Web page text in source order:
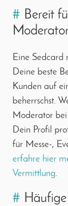
# Bereit
Eine Sedcard
Deine beste
Kunden auf
beherrschst.
Moderator
Dein Profil
für Messe-,
erfahre hier
Vermittlung.
#